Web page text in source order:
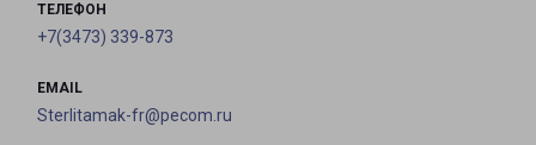
ТЕЛЕФОН
+7(3473) 339-873
EMAIL
Sterlitamak-fr@pecom.ru